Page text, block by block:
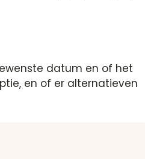
datum en of het
en of er alternatieven